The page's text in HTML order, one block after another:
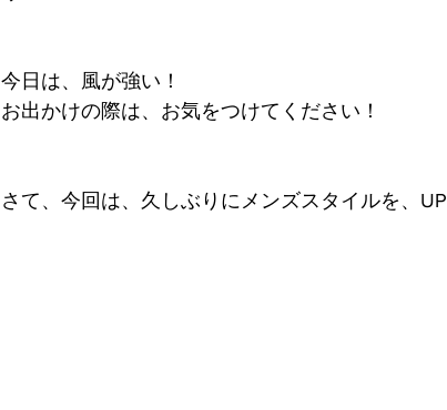
今日は、風が強い！
お出かけの際は、お気をつけてください！
さて、今回は、久しぶりにメンズスタイルを、